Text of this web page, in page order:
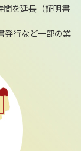
間を延長（証明書
発行など一部の業